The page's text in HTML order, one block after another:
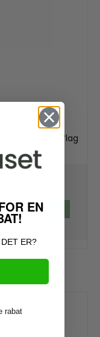
lille dekorativt flag
EN
ER?
rabat